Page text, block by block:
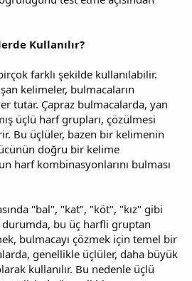
Kullanılır?
farklı şekilde kullanılabilir.
kelimeler, bulmacaların
tutar. Çapraz bulmacalarda, yan
üçlü harf grupları, çözülmesi
Bu üçlüler, bazen bir kelimenin
doğru bir kelime
harf kombinasyonlarını bulması
"bal", "kat", "köt", "kız" gibi
bu üç harfli gruptan
bulmacayı çözmek için temel bir
genellikle üçlüler, daha büyük
kullanılır. Bu nedenle üçlü